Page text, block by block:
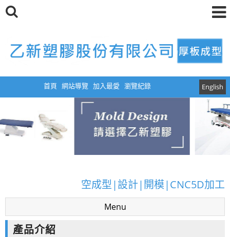
首頁 網站導覽 加入最愛 English
瀏覽紀錄
厚板真空成型|真空成型模具|塑膠真空成型|真
空成型|設計|開模|CNC5D加工
厚板真空成型|真空成型模具|塑膠真空成型|真
Menu
產品介紹